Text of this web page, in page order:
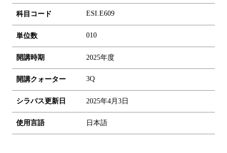
科目コード ESI.E609
単位数 010
開講時期 2025年度
開講クォーター 3Q
シラバス更新日 2025年4月3日
使用言語 日本語